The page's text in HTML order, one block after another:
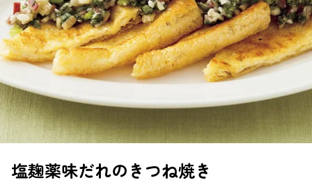
塩麹薬味だれのきつね焼き